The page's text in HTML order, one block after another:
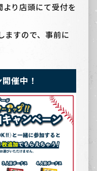
り店頭にて受付を
すので、事前に
催中！